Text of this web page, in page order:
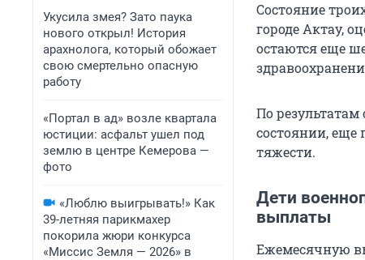
Укусила змея? Зато паука
нового открыл! История
арахнолога, который обожает
свою смертельно опасную
работу
«Портал в ад» возле квартала
юстиции: асфальт ушел под
землю в центре Кемерова —
фото
«Люблю выигрывать!» Как
39-летняя парикмахер
покорила жюри конкурса
«Миссис Земля — 2026» в
Состояние
городе Актау,
остаются еще
По
состоянии, еще
тяжести.
Дети
выплаты
Ежемесячную